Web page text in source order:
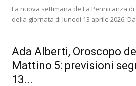
La nuova settimana de La Pennicanza
della giornata di lunedì 13 aprile 2026.
Ada Alberti, Oroscopo
Mattino 5: previsioni
13...